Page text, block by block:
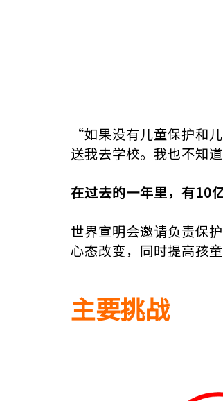
“如果没有儿童保护和
送我去学校。我也不知
在过去的一年里，有10
世界宣明会邀请负责保
心态改变，同时提高孩
主要挑战